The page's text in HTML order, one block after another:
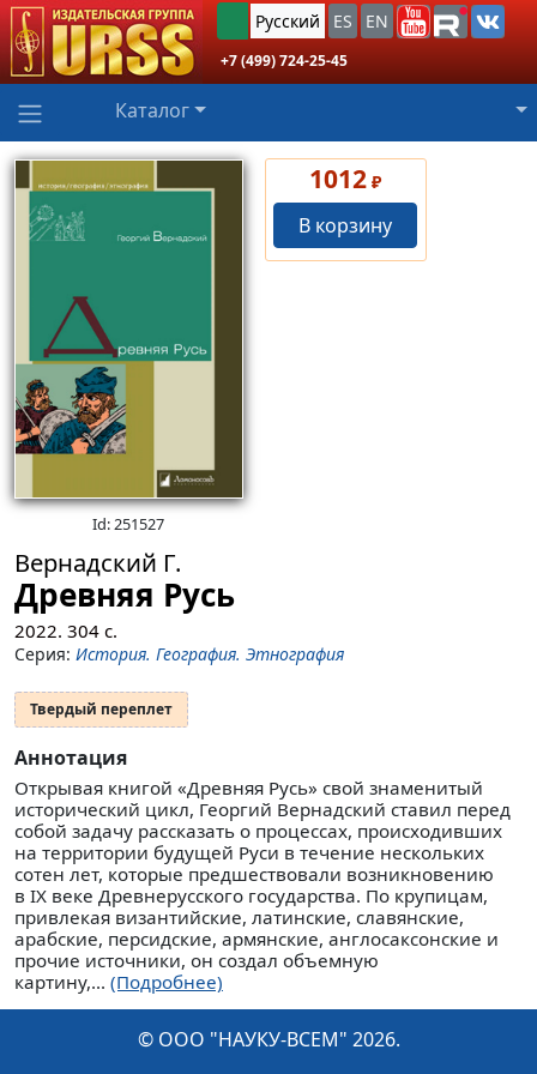
Русский ES EN
+7 (499) 724-25-45
Каталог
Id: 251527
1012 ₽
В корзину
Вернадский Г.
Древняя Русь
2022. 304 с.
Серия: История. География. Этнография
Твердый переплет
Аннотация
Открывая книгой «Древняя Русь» свой знаменитый
исторический цикл, Георгий Вернадский ставил перед
собой задачу рассказать о процессах, происходивших
на территории будущей Руси в течение нескольких
сотен лет, которые предшествовали возникновению
в IX веке Древнерусского государства. По крупицам,
привлекая византийские, латинские, славянские,
арабские, персидские, армянские, англосаксонские и
прочие источники, он создал объемную
картину,... (Подробнее)
© ООО "НАУКУ-ВСЕМ" 2026.